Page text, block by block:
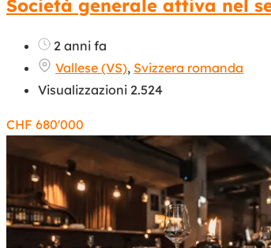
Società generale attiva nel
2 anni fa
Vallese (VS), Svizzera romanda
Visualizzazioni 2.524
CHF 680'000